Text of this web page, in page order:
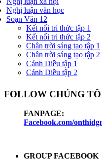
Nghị luận văn học
Soạn Văn 12
Kết nối tri thức tập 1
Kết nối tri thức tập 2
Chân trời sáng tạo tập 1
Chân trời sáng tạo tập 2
Cánh Diều tập 1
Cánh Diều tập 2
FOLLOW CHÚNG
FANPAGE:
Facebook.com/
GROUP FACEBOOK